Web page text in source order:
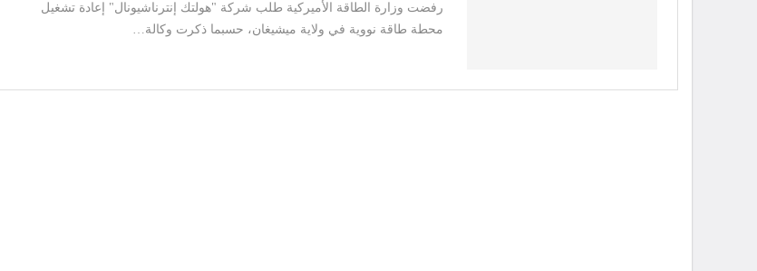
رفضت وزارة الطاقة الأميركية طلب شركة "هولتك إنترناشيونال" إعادة تشغيل
محطة طاقة نووية في ولاية ميشيغان، حسبما ذكرت وكالة…